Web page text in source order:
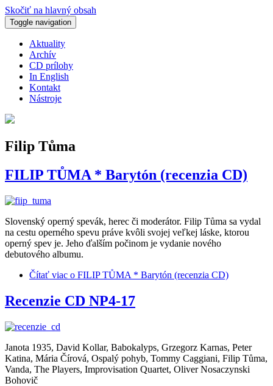
Skočiť na hlavný obsah
Toggle navigation
Aktuality
Archív
CD prílohy
In English
Kontakt
Nástroje
Filip Tůma
FILIP TŮMA * Barytón (recenzia CD)
Slovenský operný spevák, herec či moderátor. Filip Tůma sa vydal
na cestu operného spevu práve kvôli svojej veľkej láske, ktorou
operný spev je. Jeho ďalším počinom je vydanie nového
debutového albumu.
Čítať viac o FILIP TŮMA * Barytón (recenzia CD)
Recenzie CD NP4-17
Janota 1935, David Kollar, Babokalyps, Grzegorz Karnas, Peter
Katina, Mária Čírová, Ospalý pohyb, Tommy Caggiani, Filip Tůma,
Vanda, The Players, Improvisation Quartet, Oliver Nosaczynski
Bohovič